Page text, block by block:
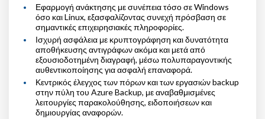
Εφαρμογή ανάκτησης με συνέπεια τόσο σε Windows
όσο και Linux, εξασφαλίζοντας συνεχή πρόσβαση σε
σημαντικές επιχειρησιακές πληροφορίες.
Ισχυρή ασφάλεια με κρυπτογράφηση και δυνατότητα
αποθήκευσης αντιγράφων ακόμα και μετά από
εξουσιοδοτημένη διαγραφή, μέσω πολυπαραγοντικής
αυθεντικοποίησης για ασφαλή επαναφορά.
Κεντρικός έλεγχος των πόρων και των εργασιών backup
στην πύλη του Azure Backup, με αναβαθμισμένες
λειτουργίες παρακολούθησης, ειδοποιήσεων και
δημιουργίας αναφορών.